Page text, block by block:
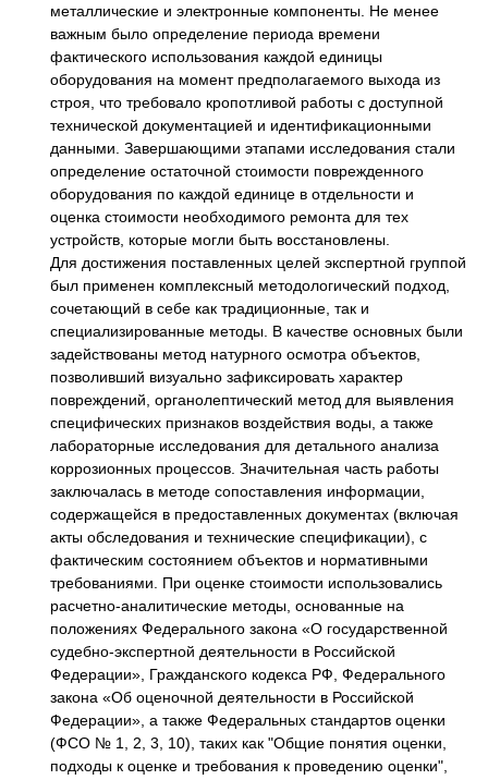
металлические и электронные компоненты. Не менее
важным было определение периода времени
фактического использования каждой единицы
оборудования на момент предполагаемого выхода из
строя, что требовало кропотливой работы с доступной
технической документацией и идентификационными
данными. Завершающими этапами исследования стали
определение остаточной стоимости поврежденного
оборудования по каждой единице в отдельности и
оценка стоимости необходимого ремонта для тех
устройств, которые могли быть восстановлены.
Для достижения поставленных целей экспертной группой
был применен комплексный методологический подход,
сочетающий в себе как традиционные, так и
специализированные методы. В качестве основных были
задействованы метод натурного осмотра объектов,
позволивший визуально зафиксировать характер
повреждений, органолептический метод для выявления
специфических признаков воздействия воды, а также
лабораторные исследования для детального анализа
коррозионных процессов. Значительная часть работы
заключалась в методе сопоставления информации,
содержащейся в предоставленных документах (включая
акты обследования и технические спецификации), с
фактическим состоянием объектов и нормативными
требованиями. При оценке стоимости использовались
расчетно-аналитические методы, основанные на
положениях Федерального закона «О государственной
судебно-экспертной деятельности в Российской
Федерации», Гражданского кодекса РФ, Федерального
закона «Об оценочной деятельности в Российской
Федерации», а также Федеральных стандартов оценки
(ФСО № 1, 2, 3, 10), таких как "Общие понятия оценки,
подходы к оценке и требования к проведению оценки",